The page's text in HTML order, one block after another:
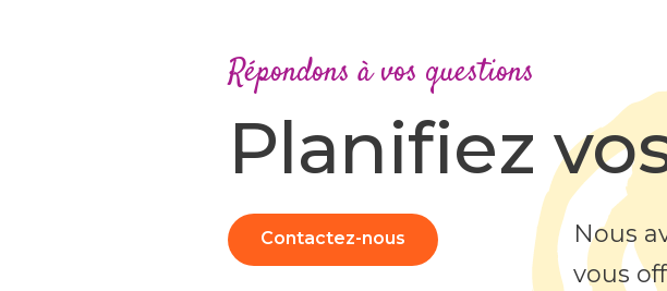
Répondons à vos questions
Planifiez
Contactez-nous
Nous
vous